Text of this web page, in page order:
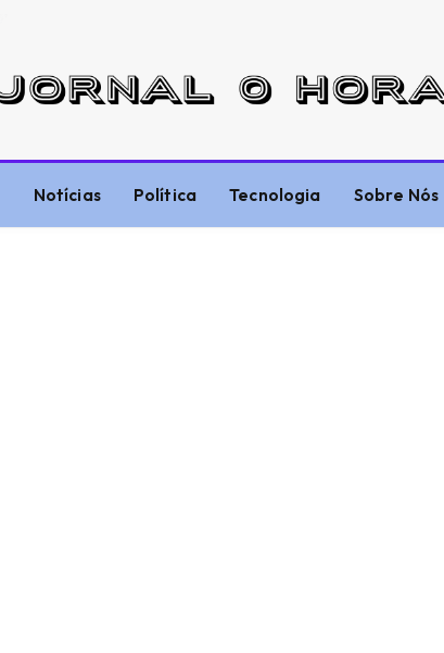
Notícias Política Tecnologia Sobre Nós